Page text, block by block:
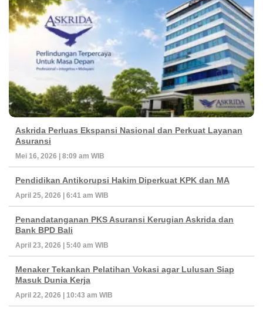
Askrida Perluas Ekspansi Nasional dan Perkuat Layanan
Asuransi
Mei 16, 2026 | 8:09 am WIB
Pendidikan Antikorupsi Hakim Diperkuat KPK dan MA
April 25, 2026 | 6:41 am WIB
Penandatanganan PKS Asuransi Kerugian Askrida dan
Bank BPD Bali
April 23, 2026 | 5:40 am WIB
Menaker Tekankan Pelatihan Vokasi agar Lulusan Siap
Masuk Dunia Kerja
April 22, 2026 | 10:43 am WIB